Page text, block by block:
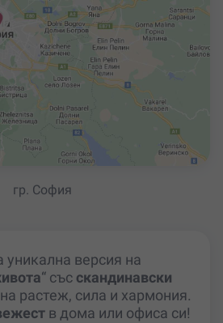
гр. София
уникална версия на
“ със скандинавски
растеж, сила и хармония.
в дома или офиса си!